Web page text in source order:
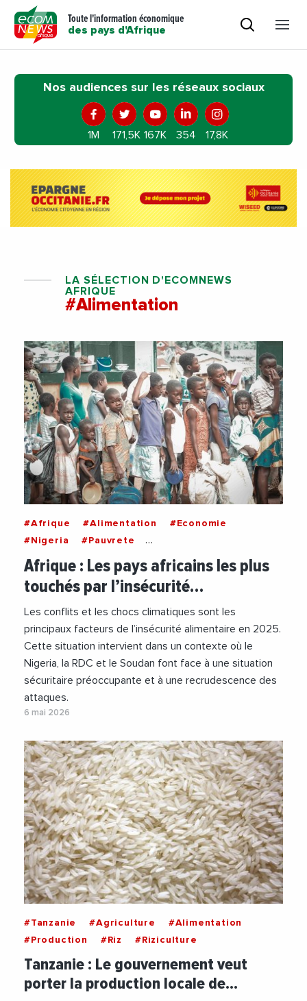
Toute l'information économique
des pays d'Afrique
Nos audiences sur les réseaux sociaux
1M 171,5K 167K 354 17,8K
LA SÉLECTION D'ECOMNEWS
AFRIQUE
#Alimentation
#Afrique #Alimentation
#Economie
#Nigeria
#Pauvrete
#RepubliqueDemocratiqueDuCongo
#Securite
#Soudan
Afrique : Les pays africains les plus
touchés par l’insécurité…
Les conflits et les chocs climatiques sont les
principaux facteurs de l’insécurité alimentaire en 2025.
Cette situation intervient dans un contexte où le
Nigeria, la RDC et le Soudan font face à une situation
sécuritaire préoccupante et à une recrudescence des
attaques.
6 mai 2026
#Tanzanie #Agriculture
#Alimentation
#Production
#Riz #Riziculture
Tanzanie : Le gouvernement veut
porter la production locale de…